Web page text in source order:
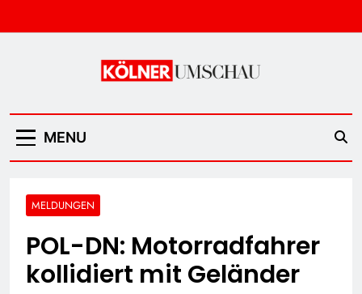
to
Kölner Umschau
MENU
MELDUNGEN
POL-DN: Motorradfahrer
kollidiert mit Geländer